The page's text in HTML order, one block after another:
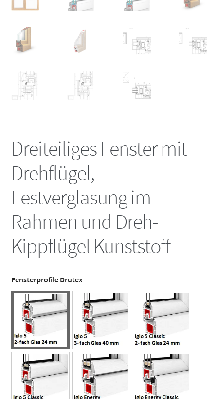
Dreiteiliges Fenster mit
Drehflügel,
Festverglasung im
Rahmen und Dreh-
Kippflügel Kunststoff
Fensterprofile Drutex